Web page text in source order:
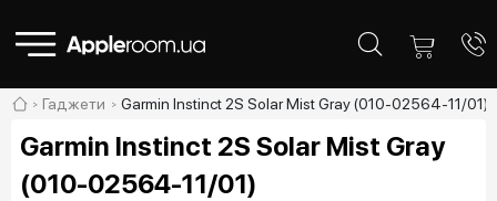
Гаджети Garmin Instinct 2S Solar Mist Gray (010-02564-11/01)
Garmin Instinct 2S Solar Mist Gray
(010-02564-11/01)